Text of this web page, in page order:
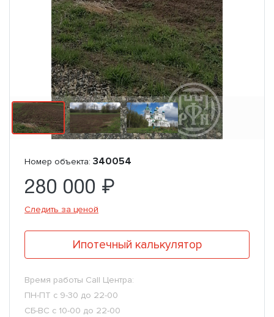
Номер объекта: 340054
280 000 ₽
Следить за ценой
Ипотечный калькулятор
Время работы Call Центра:
ПН-ПТ с 9-30 до 22-00
СБ-ВС с 10-00 до 22-00